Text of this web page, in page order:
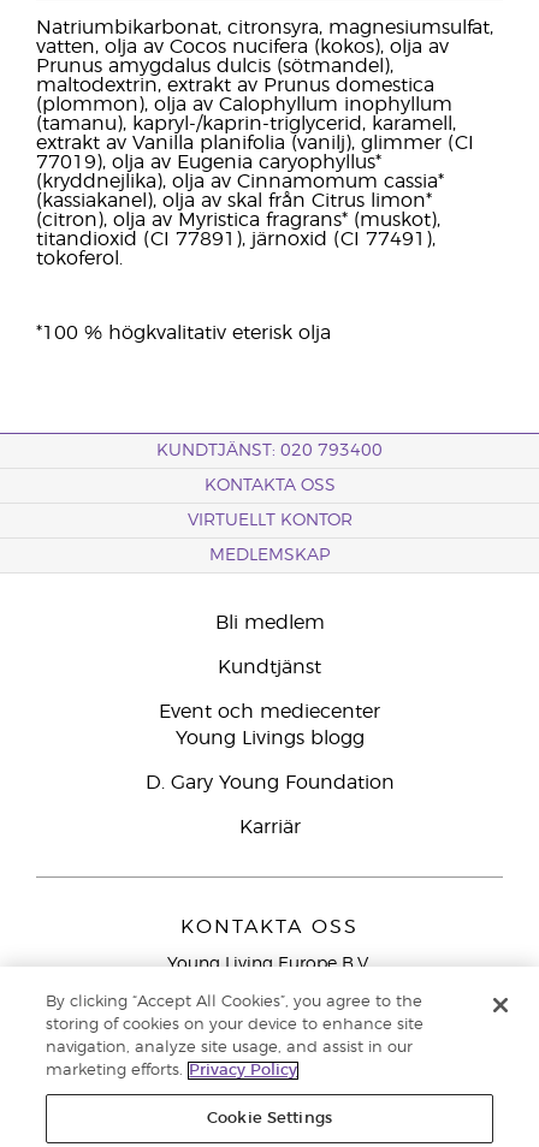
Natriumbikarbonat, citronsyra, magnesiumsulfat,
vatten, olja av Cocos nucifera (kokos), olja av
Prunus amygdalus dulcis (sötmandel),
maltodextrin, extrakt av Prunus domestica
(plommon), olja av Calophyllum inophyllum
(tamanu), kapryl-/kaprin-triglycerid, karamell,
extrakt av Vanilla planifolia (vanilj), glimmer (CI
77019), olja av Eugenia caryophyllus*
(kryddnejlika), olja av Cinnamomum cassia*
(kassiakanel), olja av skal från Citrus limon*
(citron), olja av Myristica fragrans* (muskot),
titandioxid (CI 77891), järnoxid (CI 77491),
tokoferol.
*100 % högkvalitativ eterisk olja
KUNDTJÄNST: 020 793400
KONTAKTA OSS
VIRTUELLT KONTOR
MEDLEMSKAP
Bli medlem
Kundtjänst
Event och mediecenter
Young Livings blogg
D. Gary Young Foundation
Karriär
KONTAKTA OSS
Young Living Europe B.V.
9727 AJ Groningen
Nederländerna
Kundtjänst – Avgiftsfritt lokalsamtal (ej från
mobiltelefon):020 793400
By clicking “Accept All Cookies”, you agree to the
storing of cookies on your device to enhance site
navigation, analyze site usage, and assist in our
marketing efforts.
Privacy Policy
Cookie Settings